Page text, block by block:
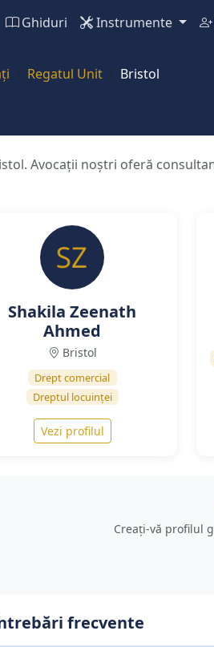
Ghiduri Instrumente
Regatul Unit Bristol
Avocații noștri oferă
Shakila Zeenath
Ahmed
Bristol
Drept comercial
Dreptul locuinței
Vezi profilul
Creați-vă profilul
frecvente